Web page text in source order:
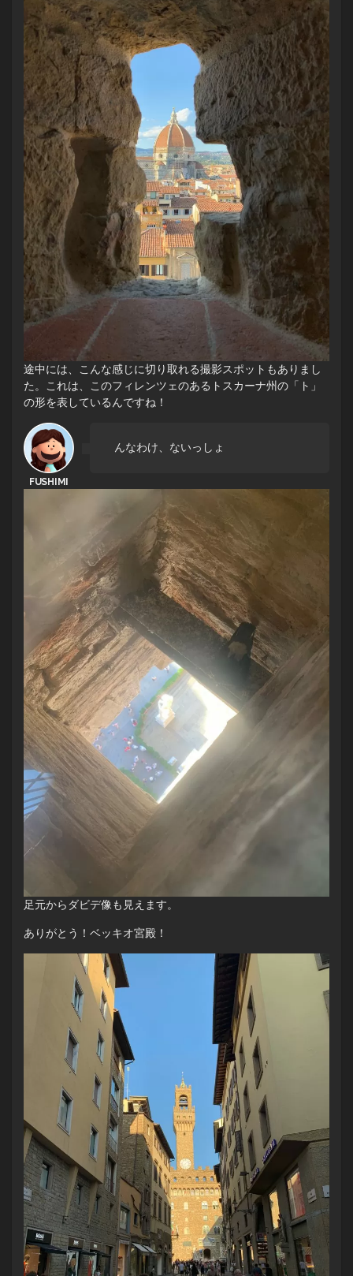
途中には、こんな感じに切り取れる撮影スポットもありまし
た。これは、このフィレンツェのあるトスカーナ州の「ト」
の形を表しているんですね！
んなわけ、ないっしょ
足元からダビデ像も見えます。
ありがとう！ベッキオ宮殿！